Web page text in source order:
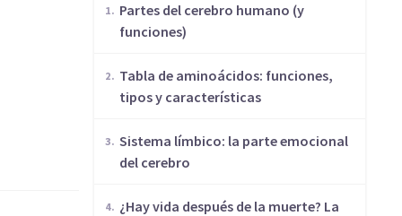
Partes del cerebro humano (y
funciones)
​Tabla de aminoácidos: funciones,
tipos y características
Sistema límbico: la parte emocional
del cerebro
¿Hay vida después de la muerte? La